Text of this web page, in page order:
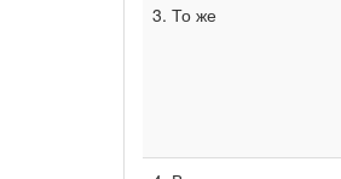
3. То же